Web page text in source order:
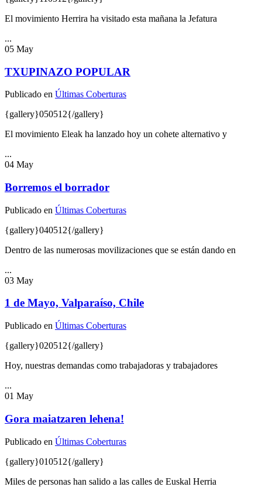
El movimiento Herrira ha visitado esta mañana la Jefatura
...
05 May
TXUPINAZO POPULAR
Publicado en Últimas Coberturas
{gallery}050512{/gallery}
El movimiento Eleak ha lanzado hoy un cohete alternativo y
...
04 May
Borremos el borrador
Publicado en Últimas Coberturas
{gallery}040512{/gallery}
Dentro de las numerosas movilizaciones que se están dando en
...
03 May
1 de Mayo, Valparaíso, Chile
Publicado en Últimas Coberturas
{gallery}020512{/gallery}
Hoy, nuestras demandas como trabajadoras y trabajadores
...
01 May
Gora maiatzaren lehena!
Publicado en Últimas Coberturas
{gallery}010512{/gallery}
Miles de personas han salido a las calles de Euskal Herria